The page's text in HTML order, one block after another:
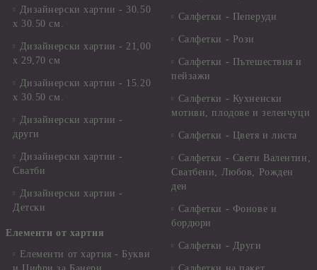
Дизайнерски хартии - 30.50
х 30.50 см.
Дизайнерски хартии - 21,00
х 29,70 см
Дизайнерски хартии - 15.20
x 30.50 см.
Дизайнерски хартии -
други
Дизайнерски хартии -
Сватби
Дизайнерски хартии -
Детски
Елементи от хартия
Елементи от хартия - Букви
Салфетки - Пеперуди
Салфетки - Рози
Салфетки - Пътешествия и
пейзажи
Салфетки - Кухненски
мотиви, плодове и зеленчуци
Салфетки - Цветя и листа
Салфетки - Свети Валентин,
Сватбени, Любов, Рожден
ден
Салфетки - Фонове и
бордюри
Салфетки - Други